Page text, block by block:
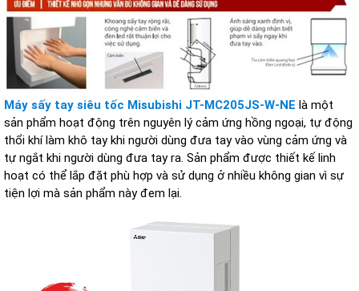
Máy sấy tay siêu tốc Misubishi JT-MC205JS-W-NE là một
sản phẩm hoạt động trên nguyên lý cảm ứng hồng ngoại, tự động
thổi khí làm khô tay khi người dùng đưa tay vào vùng cảm ứng và
tự ngắt khi người dùng đưa tay ra. Sản phẩm được thiết kế linh
hoạt có thể lắp đặt phù hợp và sử dụng ở nhiều không gian vì sự
tiện lợi mà sản phẩm này đem lại.